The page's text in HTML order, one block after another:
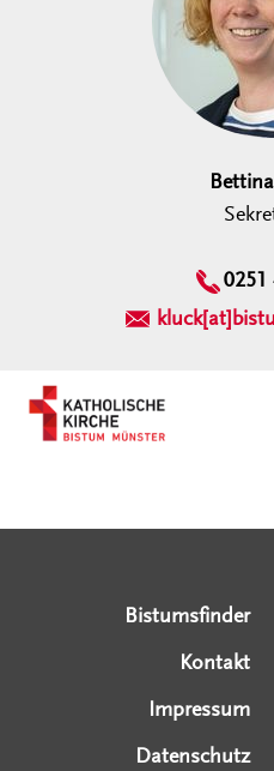
0251
Bistumsfinder
Kontakt
Impressum
Datenschutz